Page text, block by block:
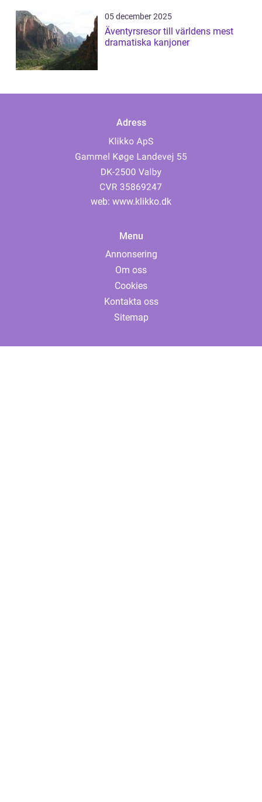
05 december 2025
Äventyrsresor till världens mest
dramatiska kanjoner
Adress
web: www.klikko.dk
Menu
Annonsering
Om oss
Cookies
Kontakta oss
Sitemap